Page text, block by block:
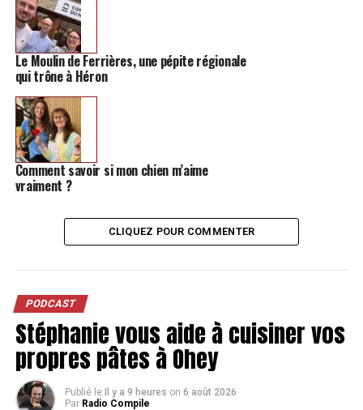
Le Moulin de Ferrières, une pépite régionale
qui trône à Héron
Comment savoir si mon chien m’aime
vraiment ?
CLIQUEZ POUR COMMENTER
PODCAST
Stéphanie vous aide à cuisiner vos
propres pâtes à Ohey
Publié le Il y a 9 heures on 6 août 2026
Par Radio Compile